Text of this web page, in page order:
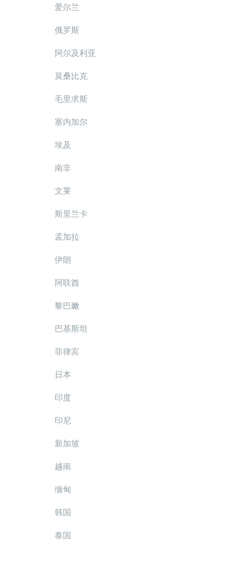
爱尔兰
俄罗斯
阿尔及利亚
莫桑比克
毛里求斯
塞内加尔
埃及
南非
文莱
斯里兰卡
孟加拉
伊朗
阿联酋
黎巴嫩
巴基斯坦
菲律宾
日本
印度
印尼
新加坡
越南
缅甸
韩国
泰国